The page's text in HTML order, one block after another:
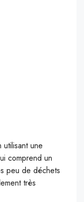
utilisant une
comprend un
peu de déchets
très